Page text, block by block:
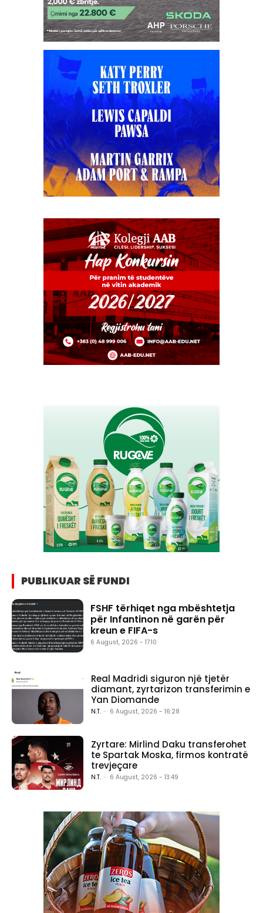
PUBLIKUAR SË FUNDI
FSHF tërhiqet nga mbështetja
për Infantinon në garën për
kreun e FIFA-s
6 August, 2026 - 17:10
Real Madridi siguron një tjetër
diamant, zyrtarizon transferimin e
Yan Diomande
N.T. - 6 August, 2026 - 16:28
Zyrtare: Mirlind Daku transferohet
te Spartak Moska, firmos kontratë
trevjeçare
N.T. - 6 August, 2026 - 13:49